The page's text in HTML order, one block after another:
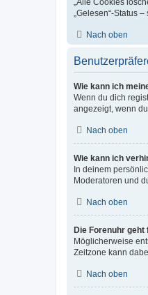
„Gelesen“-Status
Nach oben
Wie kann ich
Wenn du dich
angezeigt, wenn
Nach oben
Wie kann ich
In deinem
Moderatoren und
Nach oben
Die Forenuhr geht
Möglicherweise
Zeitzone kann
Nach oben